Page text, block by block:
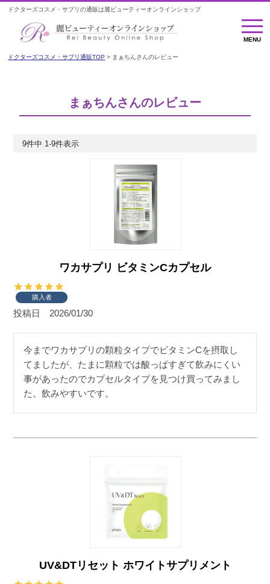
ドクターズコスメ・サプリの通販は麗ビューティーオンラインショップ
MENU
MENU
ドクターズコスメ・サプリ通販TOP まぁちんさんのレビュー
まぁちんさんのレビュー
9件中 1-9件表示
ワカサプリ ビタミンCカプセル
購入者
投稿日 2026/01/30
今までワカサプリの顆粒タイプでビタミンCを摂取し
てましたが、たまに顆粒では酸っぱすぎて飲みにくい
事があったのでカプセルタイプを見つけ買ってみまし
た。飲みやすいです。
UV&DTリセット ホワイトサプリメント